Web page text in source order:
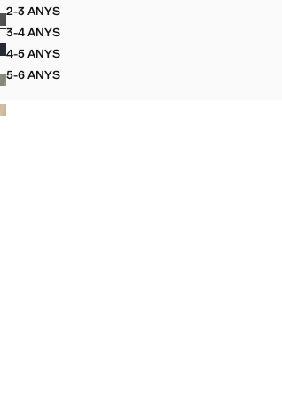
2-3 ANYSPANTALONS XINESOS COTÓ
3-4 ANYSPANTALONS XINESOS COTÓ
4-5 ANYSPANTALONS XINESOS COTÓ
5-6 ANYSPANTALONS XINESOS COTÓ